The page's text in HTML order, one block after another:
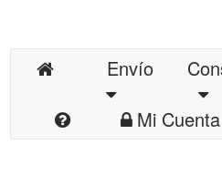
Envío
Mi Cuenta